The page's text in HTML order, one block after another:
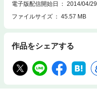
電子版配信開始日
2014/04/29
ファイルサイズ
45.57 MB
作品をシェアする